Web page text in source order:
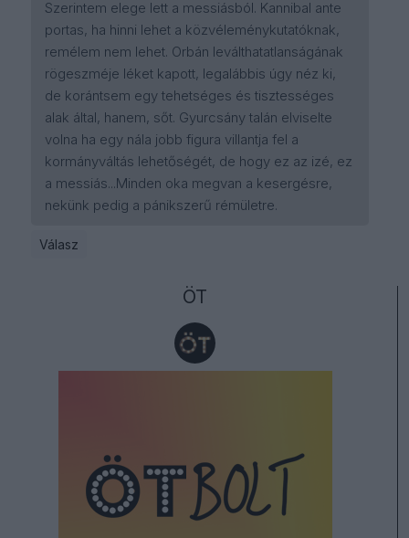
Szerintem elege lett a messiásból. Kannibal ante
portas, ha hinni lehet a közvéleménykutatóknak,
remélem nem lehet. Orbán leválthatatlanságának
rögeszméje léket kapott, legalábbis úgy néz ki,
de korántsem egy tehetséges és tisztességes
alak által, hanem, sőt. Gyurcsány talán elviselte
volna ha egy nála jobb figura villantja fel a
kormányváltás lehetőségét, de hogy ez az izé, ez
a messiás...Minden oka megvan a kesergésre,
nekünk pedig a pánikszerű rémületre.
Válasz
ÖT